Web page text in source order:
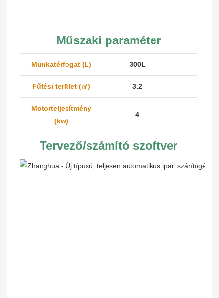
Műszaki paraméter
Munkatérfogat (L) 300L
Fűtési terület (㎡) 3.2
Motorteljesítmény
(kw)
4
Tervező/számító szoftver